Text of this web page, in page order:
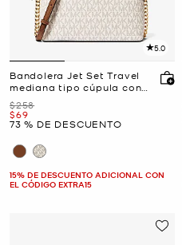
5.0
Bandolera Jet Set Travel
mediana tipo cúpula con
logotipo
Era
$258
Ahora
$69
73 % DE DESCUENTO
15% DE DESCUENTO ADICIONAL CON
EL CÓDIGO EXTRA15